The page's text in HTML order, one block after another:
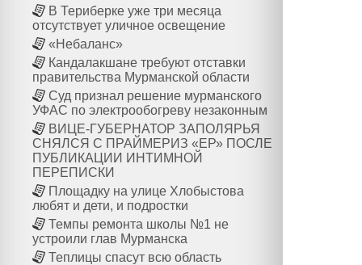
В Териберке уже три месяца
отсутствует уличное освещение
«Небаланс»
Кандалакшане требуют отставки
правительства Мурманской области
Суд признал решение мурманского
УФАС по электрообогреву незаконным
ВИЦЕ-ГУБЕРНАТОР ЗАПОЛЯРЬЯ
СНЯЛСЯ С ПРАЙМЕРИЗ «ЕР» ПОСЛЕ
ПУБЛИКАЦИИ ИНТИМНОЙ
ПЕРЕПИСКИ
Площадку на улице Хлобыстова
любят и дети, и подростки
Темпы ремонта школы №1 не
устроили глав Мурманска
Теплицы спасут всю область